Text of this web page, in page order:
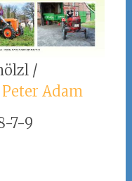
/
Peter Adam
7-9